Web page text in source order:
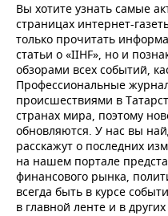
Вы хотите узнать самые
страницах интернет-
только прочитать
статьи о «IIHF», но и
обзорами всех событий,
Профессиональные
происшествиями в
странах мира, поэтому
обновляются. У нас вы
расскажут о последних
на нашем портале
финансового рынка,
всегда быть в курсе
в главной ленте и в